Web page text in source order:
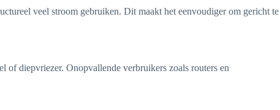
veel stroom gebruiken. Dit maakt het eenvoudiger om gericht te
of diepvriezer. Onopvallende verbruikers zoals routers en